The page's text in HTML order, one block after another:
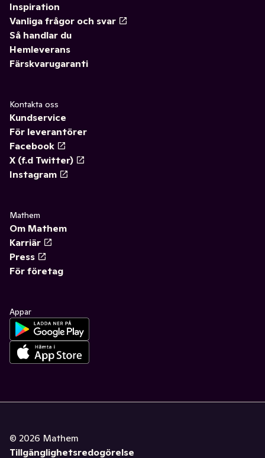
Inspiration
Vanliga frågor och svar
Så handlar du
Hemleverans
Färskvarugaranti
Kontakta oss
Kundservice
För leverantörer
Facebook
X (f.d Twitter)
Instagram
Mathem
Om Mathem
Karriär
Press
För företag
Appar
© 2026 Mathem
Tillgänglighetsredogörelse